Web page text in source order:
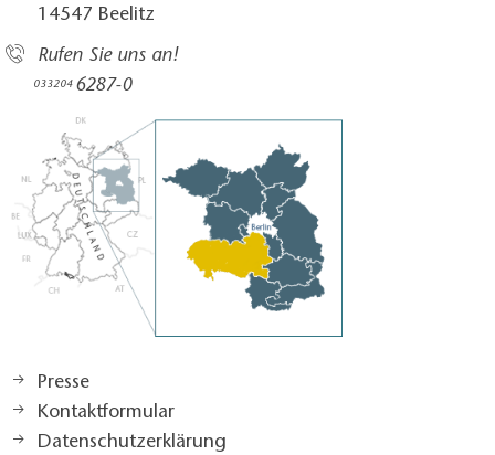
14547 Beelitz
Rufen Sie uns an!
033204 6287-0
Presse
Kontaktformular
Datenschutzerklärung